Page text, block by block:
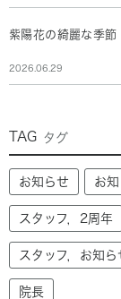
紫陽花の綺麗な季節
2026.06.29
TAG タグ
お知らせ お
スタッフ，2周年
スタッフ，お知ら
院長